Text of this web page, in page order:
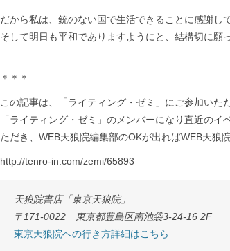
だから私は、銃のない国で生活できることに感謝し
そして明日も平和でありますようにと、結構切に願
＊＊＊
この記事は、「ライティング・ゼミ」にご参加いた
「ライティング・ゼミ」のメンバーになり直近の
ただき、WEB天狼院編集部のOKが出ればWEB天狼
http://tenro-in.com/zemi/65893
天狼院書店「東京天狼院」
〒171-0022 東京都豊島区南池袋3-24-16 2F
東京天狼院への行き方詳細はこちら